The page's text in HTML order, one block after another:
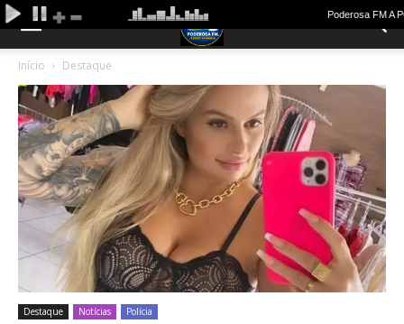
Início Destaque
Destaque Notícias Polícia